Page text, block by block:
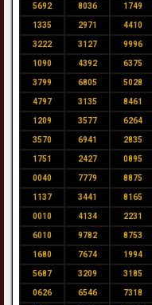
5692 8036 1749
1335 2971 4410
3222 3127 9996
1090 4392 6375
3799 6805 5028
4797 3135 8461
1209 3577 6264
3570 6941 2835
1751 2427 0895
0040 7779 8875
1137 3441 8165
0010 4134 2231
6010 9782 8753
1680 7674 1994
5687 3209 3185
0626 6546 7318